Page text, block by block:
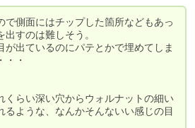
で側面にはチップした箇所などもあっ
すのは難しそう。
が出ているのにパテとかで埋めてしま
・・
くらい深い穴からウォルナットの細い
るような、なんかそんないい感じの目